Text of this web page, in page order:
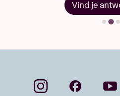
Vind je